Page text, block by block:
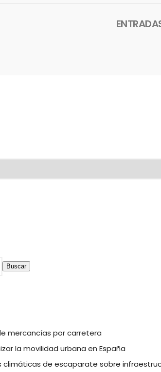
Buscar
mercancías por carretera
la movilidad urbana en España
climáticas de escaparate sobre